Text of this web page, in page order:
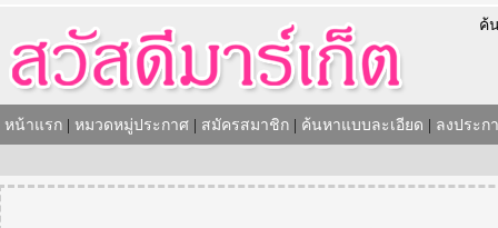
ค้
หน้าแรก หมวดหมู่ประกาศ สมัครสมาชิก ค้นหาแบบละเอียด ลงประก